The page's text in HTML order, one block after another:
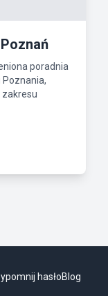
poradnia
zakresu
hasłoBlog